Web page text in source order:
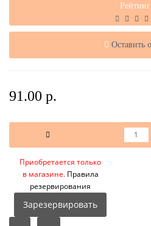
Оставить
91.00 р.
Приобретается только
в магазине.Правила
резервирования
Зарезервировать